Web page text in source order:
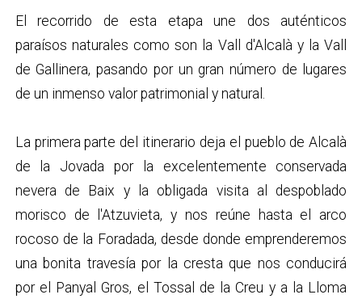
El recorrido de esta etapa une dos auténticos
paraísos naturales como son la Vall d'Alcalà y la Vall
de Gallinera, pasando por un gran número de lugares
de un inmenso valor patrimonial y natural.
La primera parte del itinerario deja el pueblo de Alcalà
de la Jovada por la excelentemente conservada
nevera de Baix y la obligada visita al despoblado
morisco de l'Atzuvieta, y nos reúne hasta el arco
rocoso de la Foradada, desde donde emprenderemos
una bonita travesía por la cresta que nos conducirá
por el Panyal Gros, el Tossal de la Creu y a la Lloma